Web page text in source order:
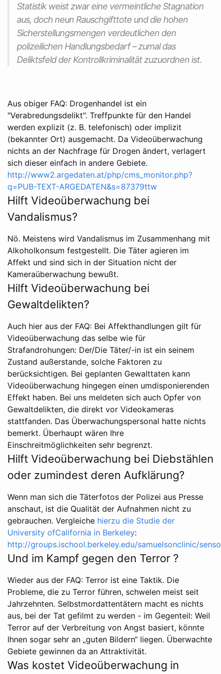
Statistik weist zwar eine vermeintliche Stagnation
aus, doch neun Rauschgifttote und die hohen
Sicherstellungsmengen verdeutlichen den
polizeilichen Handlungsbedarf – zumal das
Deliktsfeld der Kontrollkriminalität zuzuordnen ist.
Aus obiger FAQ: Drogenhandel ist ein
"Verabredungsdelikt". Treffpunkte für den Handel
werden explizit (z. B. telefonisch) oder implizit
(bekannter Ort) ausgemacht. Da Videoüberwachung
nichts an der Nachfrage für Drogen ändert, verlagert
sich dieser einfach in andere Gebiete.
http://www2.argedaten.at/php/cms_monitor.php?
q=PUB-TEXT-ARGEDATEN&s=87379ttw
Hilft Videoüberwachung bei
Vandalismus?
Nö. Meistens wird Vandalismus im Zusammenhang mit
Alkoholkonsum festgestellt. Die Täter agieren im
Affekt und sind sich in der Situation nicht der
Kameraüberwachung bewußt.
Hilft Videoüberwachung bei
Gewaltdelikten?
Auch hier aus der FAQ: Bei Affekthandlungen gilt für
Videoüberwachung das selbe wie für
Strafandrohungen: Der/Die Täter/-in ist ein seinem
Zustand außerstande, solche Faktoren zu
berücksichtigen. Bei geplanten Gewalttaten kann
Videoüberwachung hingegen einen umdisponierenden
Effekt haben. Bei uns meldeten sich auch Opfer von
Gewaltdelikten, die direkt vor Videokameras
stattfanden. Das Überwachungspersonal hatte nichts
bemerkt. Überhaupt wären Ihre
Einschreitmöglichkeiten sehr begrenzt.
Hilft Videoüberwachung bei Diebstählen
oder zumindest deren Aufklärung?
Wenn man sich die Täterfotos der Polizei aus Presse
anschaut, ist die Qualität der Aufnahmen nicht zu
gebrauchen. Vergleiche hierzu die Studie der
University ofCalifornia in Berkeley:
http://groups.ischool.berkeley.edu/samuelsonclinic/
Und im Kampf gegen den Terror ?
Wieder aus der FAQ: Terror ist eine Taktik. Die
Probleme, die zu Terror führen, schwelen meist seit
Jahrzehnten. Selbstmordattentätern macht es nichts
aus, bei der Tat gefilmt zu werden - im Gegenteil: Weil
Terror auf der Verbreitung von Angst basiert, könnte
Ihnen sogar sehr an „guten Bildern“ liegen. Überwachte
Gebiete gewinnen da an Attraktivität.
Was kostet Videoüberwachung in